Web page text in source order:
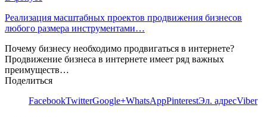
Реализация масштабных проектов продвижения бизнесов
любого размера инструментами…
Почему бизнесу необходимо продвигаться в интернете?
Продвижение бизнеса в интернете имеет ряд важных
преимуществ…
Поделиться
FacebookTwitterGoogle+WhatsAppPinterestЭл. адресViber